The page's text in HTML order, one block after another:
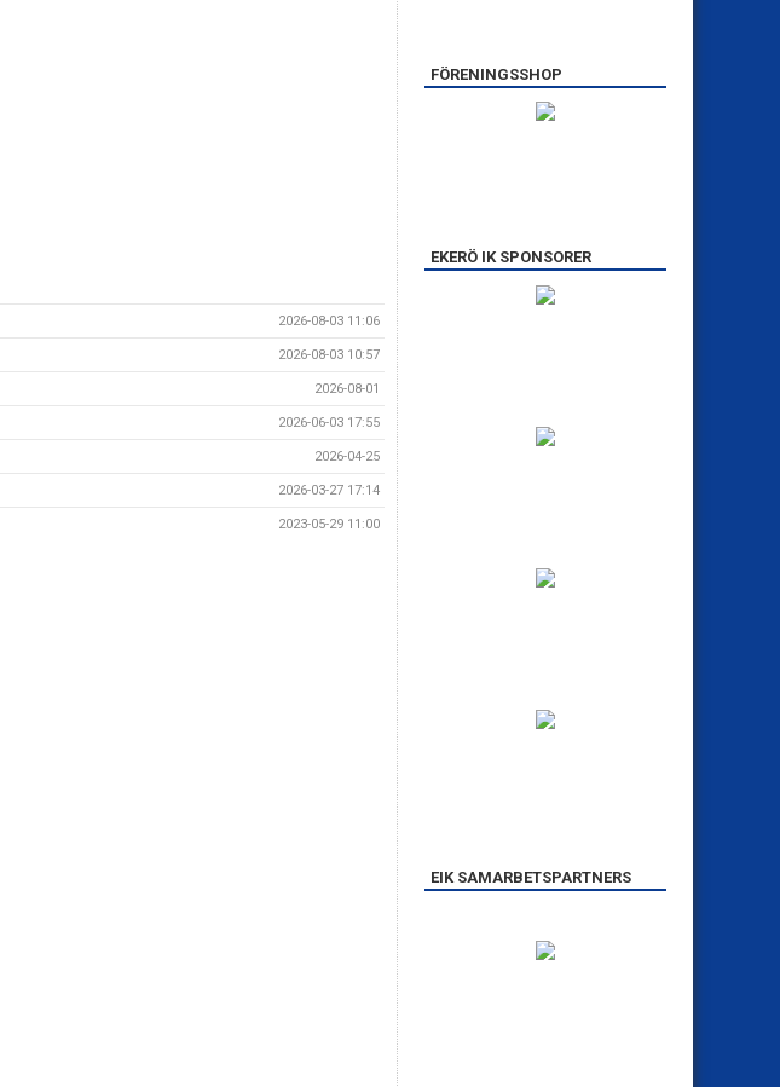
2026-08-03 11:06
2026-08-03 10:57
2026-08-01
2026-06-03 17:55
2026-04-25
2026-03-27 17:14
2023-05-29 11:00
FÖRENINGSSHOP
EKERÖ IK SPONSORER
EIK SAMARBETSPARTNERS